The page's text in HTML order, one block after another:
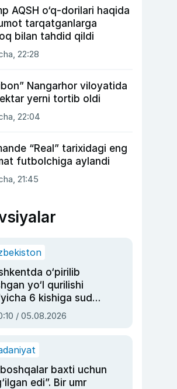
AQSH o‘q-dorilari haqida
tarqatganlarga
bilan tahdid qildi
22:28
Nangarhor viloyatida
yerni tortib oldi
22:04
“Real” tarixidagi eng
futbolchiga aylandi
21:45
o‘pirilib
yo‘l qurilishi
6 kishiga sud
o‘qildi
/ 05.08.2026
boshqalar baxti uchun
edi”. Bir umr